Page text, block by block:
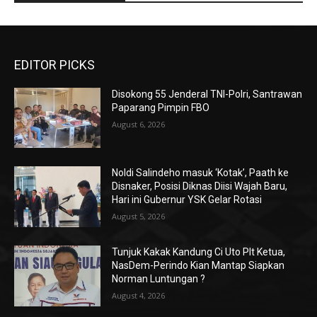
EDITOR PICKS
Disokong 55 Jenderal TNI-Polri, Santrawan
Paparang Pimpin FBO
August 6, 2026
Noldi Salindeho masuk ‘Kotak’, Paath ke
Disnaker, Posisi Diknas Diisi Wajah Baru,
Hari ini Gubernur YSK Gelar Rotasi
August 5, 2026
Tunjuk Kakak Kandung Ci Uto Plt Ketua,
NasDem-Perindo Kian Mantap Siapkan
Norman Luntungan ?
August 4, 2026